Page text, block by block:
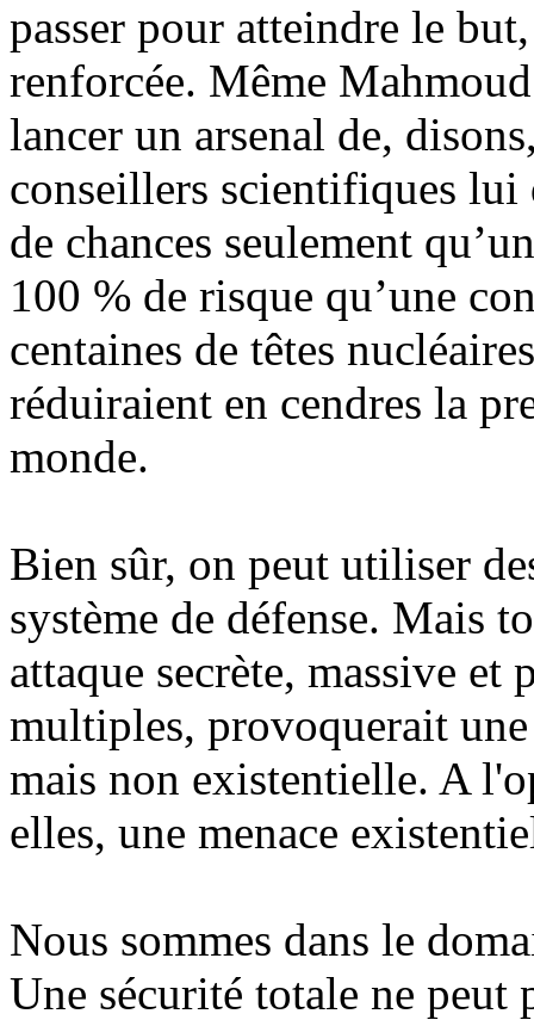
passer pour atteindre le
renforcée. Même
lancer un arsenal de,
conseillers scientifiques lui
de chances seulement
100 % de risque qu’une
centaines de têtes
réduiraient en cendres la
monde.
Bien sûr, on peut utiliser
système de défense. Mais
attaque secrète, massive et
multiples, provoquerait
mais non existentielle. A
elles, une menace
Nous sommes dans le
Une sécurité totale ne